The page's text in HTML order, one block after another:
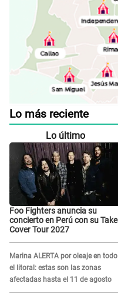
Lo más reciente
Lo último
Foo Fighters anuncia su
concierto en Perú con su Take
Cover Tour 2027
Marina ALERTA por oleaje en todo
el litoral: estas son las zonas
afectadas hasta el 11 de agosto